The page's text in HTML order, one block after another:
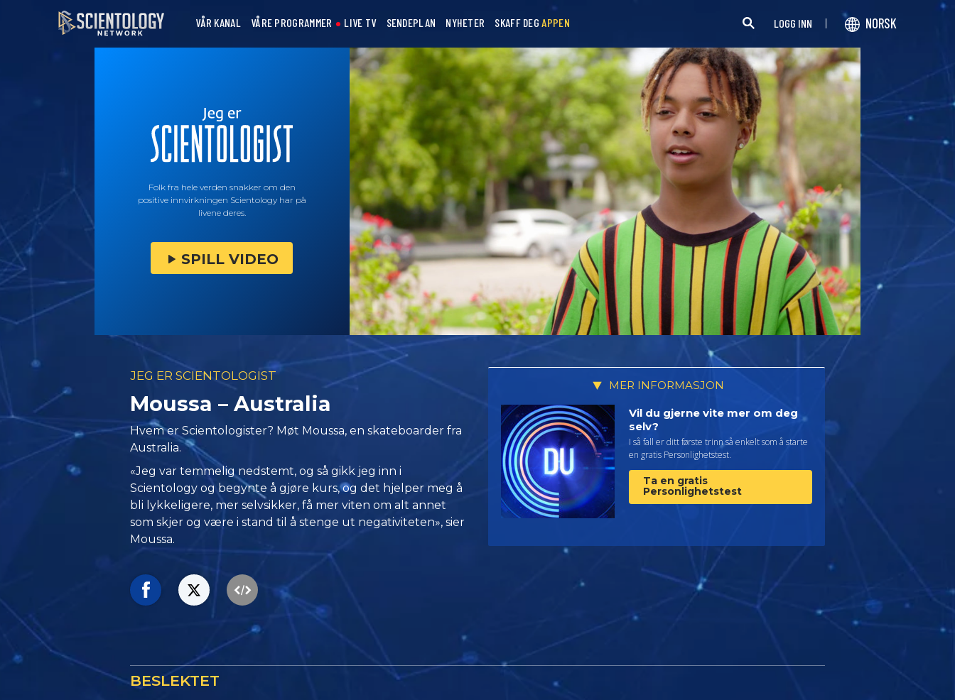
VÅR KANAL VÅRE PROGRAMMER LIVE TV SENDEPLAN NYHETER SKAFF DEGAPPEN LOGG INN NORSK
Folk fra hele verden snakker om den
positive innvirkningen Scientology har på
livene deres.
SPILL VIDEO
JEG ER SCIENTOLOGIST
Moussa – Australia
Hvem er Scientologister? Møt Moussa, en skateboarder fra
Australia.
«Jeg var temmelig nedstemt, og så gikk jeg inn i
Scientology og begynte å gjøre kurs, og det hjelper meg å
bli lykkeligere, mer selvsikker, få mer viten om alt annet
som skjer og være i stand til å stenge ut negativiteten», sier
Moussa.
MER INFORMASJON
Vil du gjerne vite mer om deg
selv?
I så fall er ditt første trinn så enkelt som å starte
en gratis Personlighetstest.
Ta en gratis
Personlighetstest
BESLEKTET